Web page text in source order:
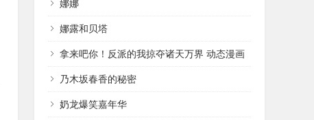
娜娜
娜露和贝塔
拿来吧你！反派的我掠夺诸天万界 动态漫画
乃木坂春香的秘密
奶龙爆笑嘉年华